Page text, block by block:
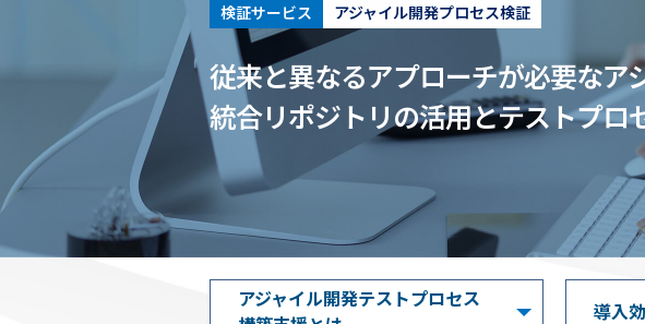
検証サービス アジャイル開発プロセス検証
従来と異なるアプローチが必要なア
統合リポジトリの活用とテストプロ
アジャイル開発テストプロセス
導入